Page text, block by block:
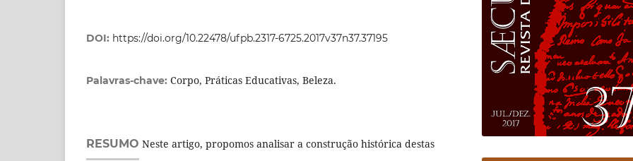
DOI: https://doi.org/10.22478/ufpb.2317-6725.2017v37n37.37195
Palavras-chave: Corpo, Práticas Educativas, Beleza.
RESUMO Neste artigo, propomos analisar a construção histórica destas